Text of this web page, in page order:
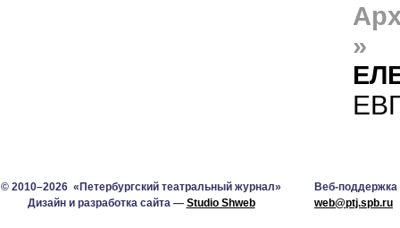
»
© 2010–2026 «Петербургский театральный журнал»
Дизайн и разработка сайта — Studio Shweb
Веб-поддержка
web@ptj.spb.ru